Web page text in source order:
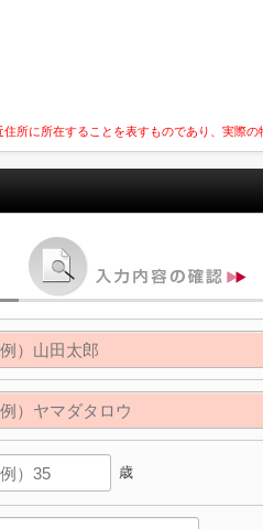
所に所在することを表すものであり、実際の
歳